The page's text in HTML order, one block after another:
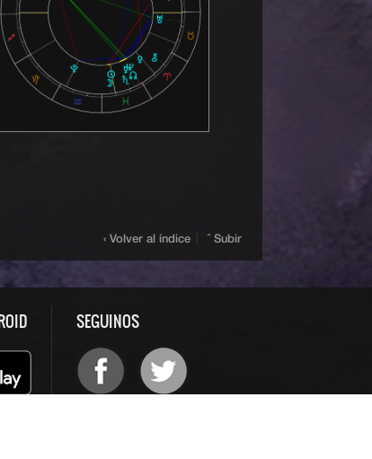
‹ Volver al índice ˆ Subir
SEGUINOS